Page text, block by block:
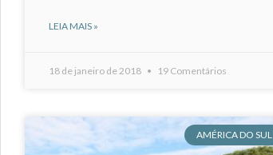
LEIA MAIS »
18 de janeiro de 2018 19 Comentários
AMÉRICA DO SUL